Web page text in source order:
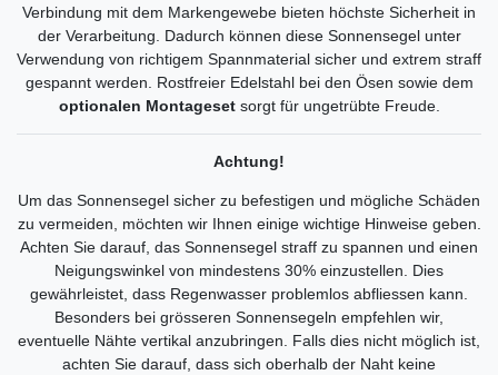
Verbindung mit dem Markengewebe bieten höchste Sicherheit in
der Verarbeitung. Dadurch können diese Sonnensegel unter
Verwendung von richtigem Spannmaterial sicher und extrem straff
gespannt werden. Rostfreier Edelstahl bei den Ösen sowie dem
optionalen Montageset sorgt für ungetrübte Freude.
Achtung!
Um das Sonnensegel sicher zu befestigen und mögliche Schäden
zu vermeiden, möchten wir Ihnen einige wichtige Hinweise geben.
Achten Sie darauf, das Sonnensegel straff zu spannen und einen
Neigungswinkel von mindestens 30% einzustellen. Dies
gewährleistet, dass Regenwasser problemlos abfliessen kann.
Besonders bei grösseren Sonnensegeln empfehlen wir,
eventuelle Nähte vertikal anzubringen. Falls dies nicht möglich ist,
achten Sie darauf, dass sich oberhalb der Naht keine